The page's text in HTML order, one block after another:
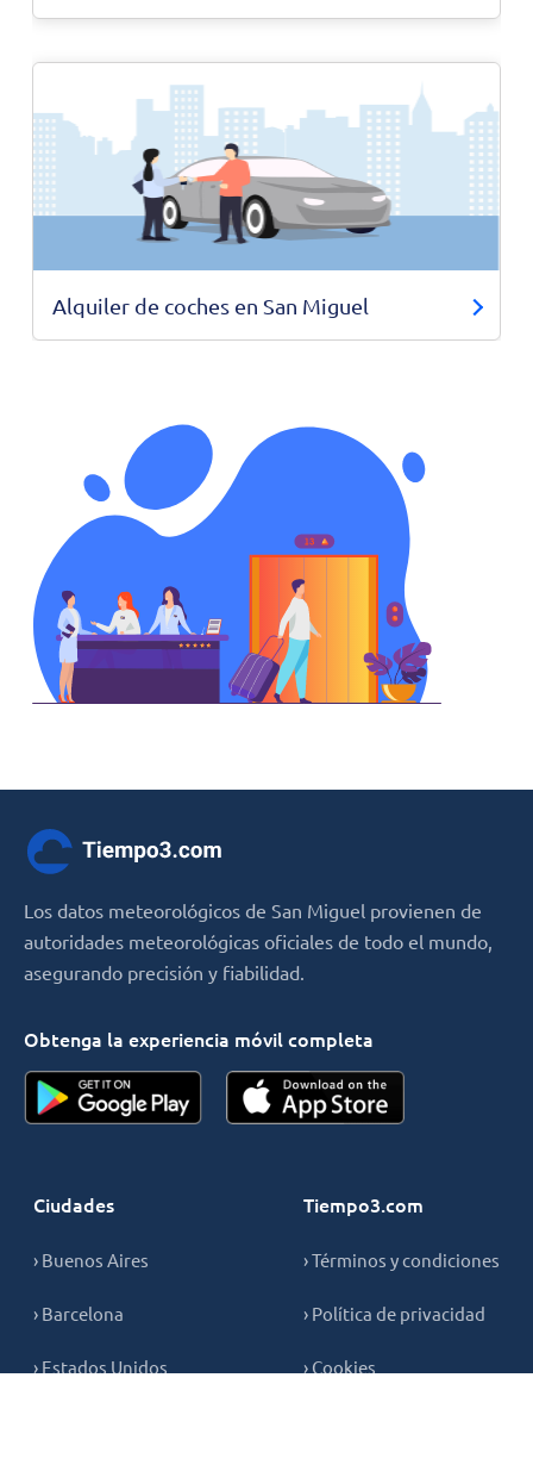
Alquiler de coches en San Miguel
Los datos meteorológicos de San Miguel provienen de
autoridades meteorológicas oficiales de todo el mundo,
asegurando precisión y fiabilidad.
Obtenga la experiencia móvil completa
Ciudades
› Buenos Aires
› Barcelona
› Estados Unidos
Tiempo3.com
› Términos y condiciones
› Política de privacidad
› Cookies